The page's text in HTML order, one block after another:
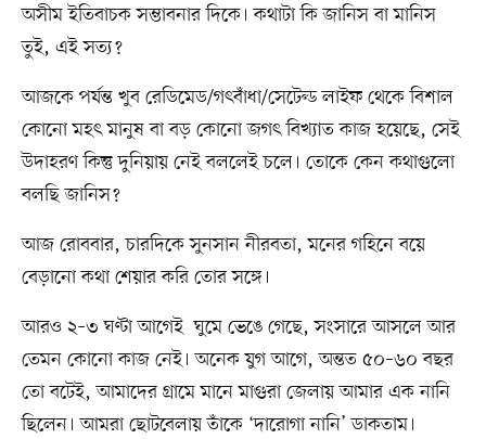
অসীম ইতিবাচক সম্ভাবনার দিকে। কথাটা কি জানিস বা মানিস
তুই, এই সত্য?
আজকে পর্যন্ত খুব রেডিমেড/গৎবাঁধা/সেটেল্ড লাইফ থেকে বিশাল
কোনো মহৎ মানুষ বা বড় কোনো জগৎ বিখ্যাত কাজ হয়েছে, সেই
উদাহরণ কিন্তু দুনিয়ায় নেই বললেই চলে। তোকে কেন কথাগুলো
বলছি জানিস?
আজ রোববার, চারদিকে সুনসান নীরবতা, মনের গহিনে বয়ে
বেড়ানো কথা শেয়ার করি তোর সঙ্গে।
আরও ২–৩ ঘণ্টা আগেই ঘুমে ভেঙে গেছে, সংসারে আসলে আর
তেমন কোনো কাজ নেই। অনেক যুগ আগে, অন্তত ৫০–৬০ বছর
তো বটেই, আমাদের গ্রামে মানে মাগুরা জেলায় আমার এক নানি
ছিলেন। আমরা ছোটবেলায় তাঁকে ‘দারোগা নানি’ ডাকতাম।